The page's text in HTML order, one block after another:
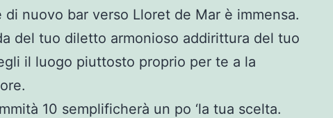
nuovo bar verso Lloret de Mar è immensa.
del tuo diletto armonioso addirittura del tuo
il luogo piuttosto proprio per te a la
10 semplificherà un po ‘la tua scelta.